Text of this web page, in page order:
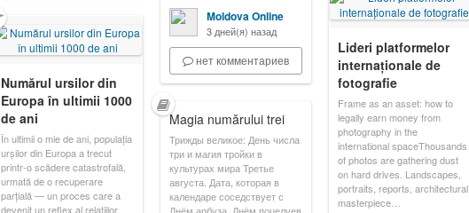
Moldova Online
3 дней(я) назад
нет комментариев
Lideri platformelor
internaționale de
fotografie
Frame as an asset: how to
legally earn money from
photography in the
international spaceThousands
of photos are gathering dust
on hard drives. Landscapes,
portraits, reports, architectural
masterpiece…
Numărul ursilor din
Europa în ultimii 1000
de ani
În ultimii o mie de ani, populația
urșilor din Europa a trecut
printr-o scădere catastrofală,
urmată de o recuperare
parțială — un proces care a
devenit un reflex al relațiilor
Magia numărului trei
Трижды великое: День числа
три и магия тройки в
культурах мира Третье
августа. Дата, которая в
календаре соседствует с